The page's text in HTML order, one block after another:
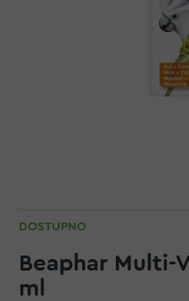
DOSTUPNO
Beaphar Multi-
ml